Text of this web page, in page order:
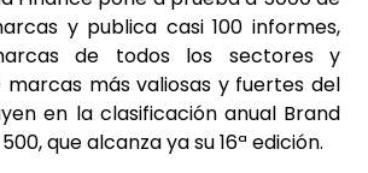
y publica casi 100 informes,
de todos los sectores y
marcas más valiosas y fuertes del
en la clasificación anual Brand
que alcanza ya su 16ª edición.